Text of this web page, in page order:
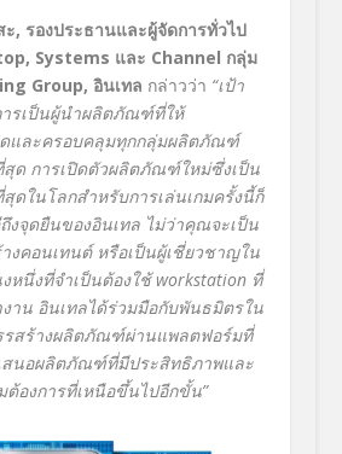
ะ, รองประธานและผู้จัดการทั่วไป
Systems และ Channel กลุ่ม
Group, อินเทล กล่าวว่า “เป้า
ารเป็นผู้นำผลิตภัณฑ์ที่ให้
และครอบคลุมทุกกลุ่มผลิตภัณฑ์
สุด การเปิดตัวผลิตภัณฑ์ใหม่ซึ่งเป็น
ดในโลกสำหรับการเล่นเกมครั้งนี้ก็
งจุดยืนของอินเทล ไม่ว่าคุณจะเป็น
งคอนเทนต์ หรือเป็นผู้เชี่ยวชาญใน
หนึ่งที่จำเป็นต้องใช้workstation ที่
าน อินเทลได้ร่วมมือกับพันธมิตรใน
สร้างผลิตภัณฑ์ผ่านแพลตฟอร์มที่
สนอผลิตภัณฑ์ที่มีประสิทธิภาพและ
ต้องการที่เหนือขึ้นไปอีกขั้น”